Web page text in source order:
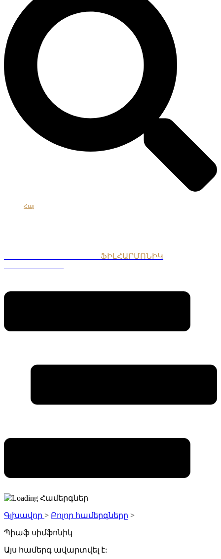
Հայ
ՖԻԼՀԱՐՄՈՆԻԿ
Գլխավոր > Բոլոր համերգները >
Պիաֆ սիմֆոնիկ
Այս համերգ ավարտվել է: